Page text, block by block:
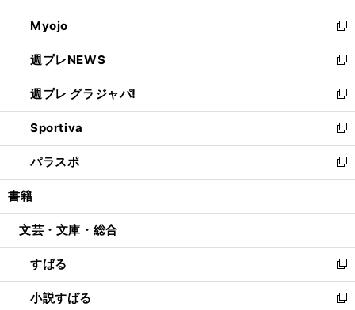
開
く
ウ
で
開
く
ン
ド
ウ
で
開
く
ウ
ィ
ン
ド
ウ
で
開
く
Myojo
新
し
い
ウ
ィ
ン
ド
ウ
で
開
週プレNEWS
新
し
い
ウ
ィ
ン
ド
ウ
開
週プレ グラジャパ!
新
し
い
ウ
ィ
ン
ウ
開
く
Sportiva
新
し
い
ウ
ン
ウ
で
開
く
パラスポ
新
し
ウ
ン
ド
ウ
で
書籍
文芸・文庫・総合
すばる
新
し
い
小説すばる
新